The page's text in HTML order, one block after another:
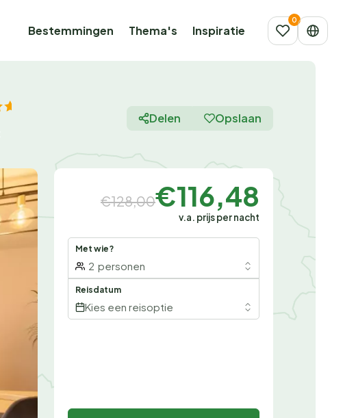
Bestemmingen Thema's Inspiratie
Delen Opslaan
€128,00€116,48
v.a. prijs per nacht
Met wie?
2 personen
Reisdatum
Kies een reisoptie